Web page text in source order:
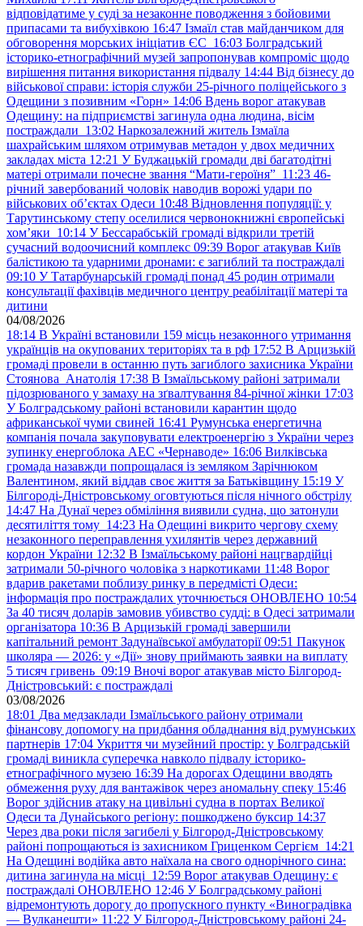
відповідатиме у суді за незаконне поводження з бойовими
припасами та вибухівкою 16:47 Ізмаїл став майданчиком для
обговорення морських ініціатив ЄС 16:03 Болградський
історико-етнографічний музей запропонував компроміс щодо
вирішення питання використання підвалу 14:44 Від бізнесу до
військової справи: історія служби 25-річного поліцейського з
Одещини з позивним «Горн» 14:06 Вдень ворог атакував
Одещину: на підприємстві загинула одна людина, вісім
постраждали 13:02 Наркозалежний житель Ізмаїла
шахрайським шляхом отримував метадон у двох медичних
закладах міста 12:21 У Буджацькій громади дві багатодітні
матері отримали почесне звання “Мати-героїня” 11:23 46-
річний завербований чоловік наводив ворожі удари по
військових обʼєктах Одеси 10:48 Відновлення популяції: у
Тарутинському степу оселилися червонокнижні європейські
хом’яки 10:14 У Бессарабській громаді відкрили третій
сучасний водоочисний комплекс 09:39 Ворог атакував Київ
балістикою та ударними дронами: є загиблий та постраждалі
09:10 У Татарбунарській громаді понад 45 родин отримали
консультації фахівців медичного центру реабілітації матері та
дитини
04/08/2026
18:14 В Україні встановили 159 місць незаконного утримання
українців на окупованих територіях та в рф 17:52 В Арцизькій
громаді провели в останню путь загиблого захисника України
Стоянова Анатолія 17:38 В Ізмаїльському районі затримали
підозрюваного у замаху на зґвалтування 84-річної жінки 17:03
У Болградському районі встановили карантин щодо
африканської чуми свиней 16:41 Румунська енергетична
компанія почала закуповувати електроенергію з України через
зупинку енергоблока АЕС «Чернаводе» 16:06 Вилківська
громада назавжди попрощалася із земляком Зарічнюком
Валентином, який віддав своє життя за Батьківщину 15:19 У
Білгороді-Дністровському оговтуються після нічного обстрілу
14:47 На Дунаї через обміління виявили судна, що затонули
десятиліття тому 14:23 На Одещині викрито чергову схему
незаконного переправлення ухилянтів через державний
кордон України 12:32 В Ізмаїльському районі нацгвардійці
затримали 50-річного чоловіка з наркотиками 11:48 Ворог
вдарив ракетами поблизу ринку в передмісті Одеси:
інформація про постраждалих уточнюється ОНОВЛЕНО 10:54
За 40 тисяч доларів замовив убивство судді: в Одесі затримали
організатора 10:36 В Арцизькій громаді завершили
капітальний ремонт Задунаївської амбулаторії 09:51 Пакунок
школяра — 2026: у «Дії» знову приймають заявки на виплату
5 тисяч гривень 09:19 Вночі ворог атакував місто Білгород-
Дністровський: є постраждалі
03/08/2026
18:01 Два медзаклади Ізмаїльського району отримали
фінансову допомогу на придбання обладнання від румунських
партнерів 17:04 Укриття чи музейний простір: у Болградській
громаді виникла суперечка навколо підвалу історико-
етнографічного музею 16:39 На дорогах Одещини вводять
обмеження руху для вантажівок через аномальну спеку 15:46
Ворог здійснив атаку на цивільні судна в портах Великої
Одеси та Дунайського регіону: пошкоджено буксир 14:37
Через два роки після загибелі у Білгород-Дністровському
районі попрощаються із захисником Гриценком Сергієм 14:21
На Одещині водійка авто наїхала на свого однорічного сина:
дитина загинула на місці 12:59 Ворог атакував Одещину: є
постраждалі ОНОВЛЕНО 12:46 У Болградському районі
відремонтують дорогу до пропускного пункту «Виноградівка
— Вулканешти» 11:22 У Білгород-Дністровському районі 24-